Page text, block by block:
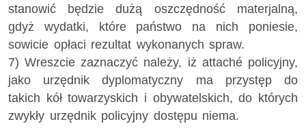
stanowić będzie dużą oszczędność materjalną,
gdyż wydatki, które państwo na nich poniesie,
sowicie opłaci rezultat wykonanych spraw.
7) Wreszcie zaznaczyć należy, iż attaché policyjny,
jako urzędnik dyplomatyczny ma przystęp do
takich kół towarzyskich i obywatelskich, do których
zwykły urzędnik policyjny dostępu niema.